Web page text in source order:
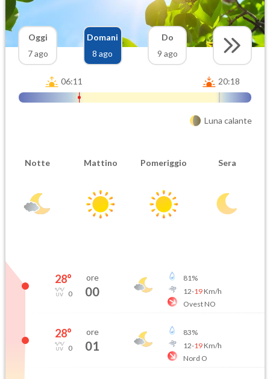
Oggi
7 ago
Domani
8 ago
Do
9 ago
06:11 20:18
Luna calante
Notte Mattino Pomeriggio Sera
28°
0
ore
00
81%
12-19Km/h
Ovest NO
28°
0
ore
01
83%
12-19Km/h
Nord O